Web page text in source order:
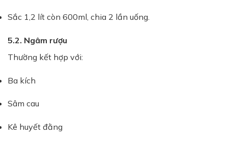
Sắc 1,2 lít còn 600ml, chia 2 lần uống.
5.2. Ngâm rượu
Thường kết hợp với:
Ba kích
Sâm cau
Kê huyết đằng